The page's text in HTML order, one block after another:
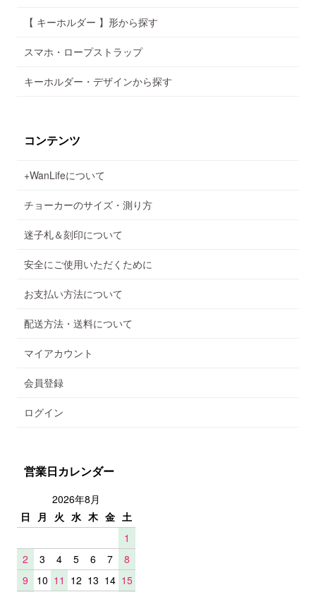
【 キーホルダー 】形から探す
スマホ・ロープストラップ
キーホルダー・デザインから探す
コンテンツ
+WanLifeについて
チョーカーのサイズ・測り方
迷子札＆刻印について
安全にご使用いただくために
お支払い方法について
配送方法・送料について
マイアカウント
会員登録
ログイン
営業日カレンダー
2026年8月
日
月 火 水 木 金 土
1
2
3 4 5 6 7
8
9
10 11 12 13 14 15